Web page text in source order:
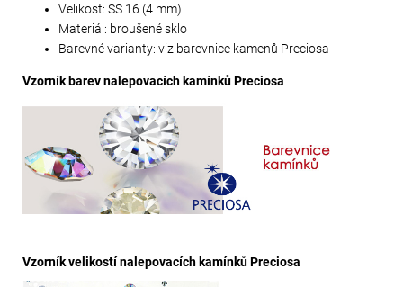
Velikost: SS 16 (4 mm)
Materiál: broušené sklo
Barevné varianty: viz barevnice kamenů Preciosa
Vzorník barev nalepovacích kamínků Preciosa
Vzorník velikostí nalepovacích kamínků Preciosa